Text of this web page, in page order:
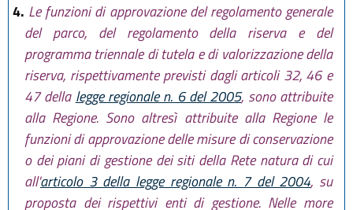
4. Le funzioni di approvazione del regolamento generale
del parco, del regolamento della riserva e del
programma triennale di tutela e di valorizzazione della
riserva, rispettivamente previsti dagli articoli 32, 46 e
47 della legge regionale n. 6 del 2005, sono attribuite
alla Regione. Sono altresì attribuite alla Regione le
funzioni di approvazione delle misure di conservazione
o dei piani di gestione dei siti della Rete natura di cui
all'articolo 3 della legge regionale n. 7 del 2004, su
proposta dei rispettivi enti di gestione. Nelle more